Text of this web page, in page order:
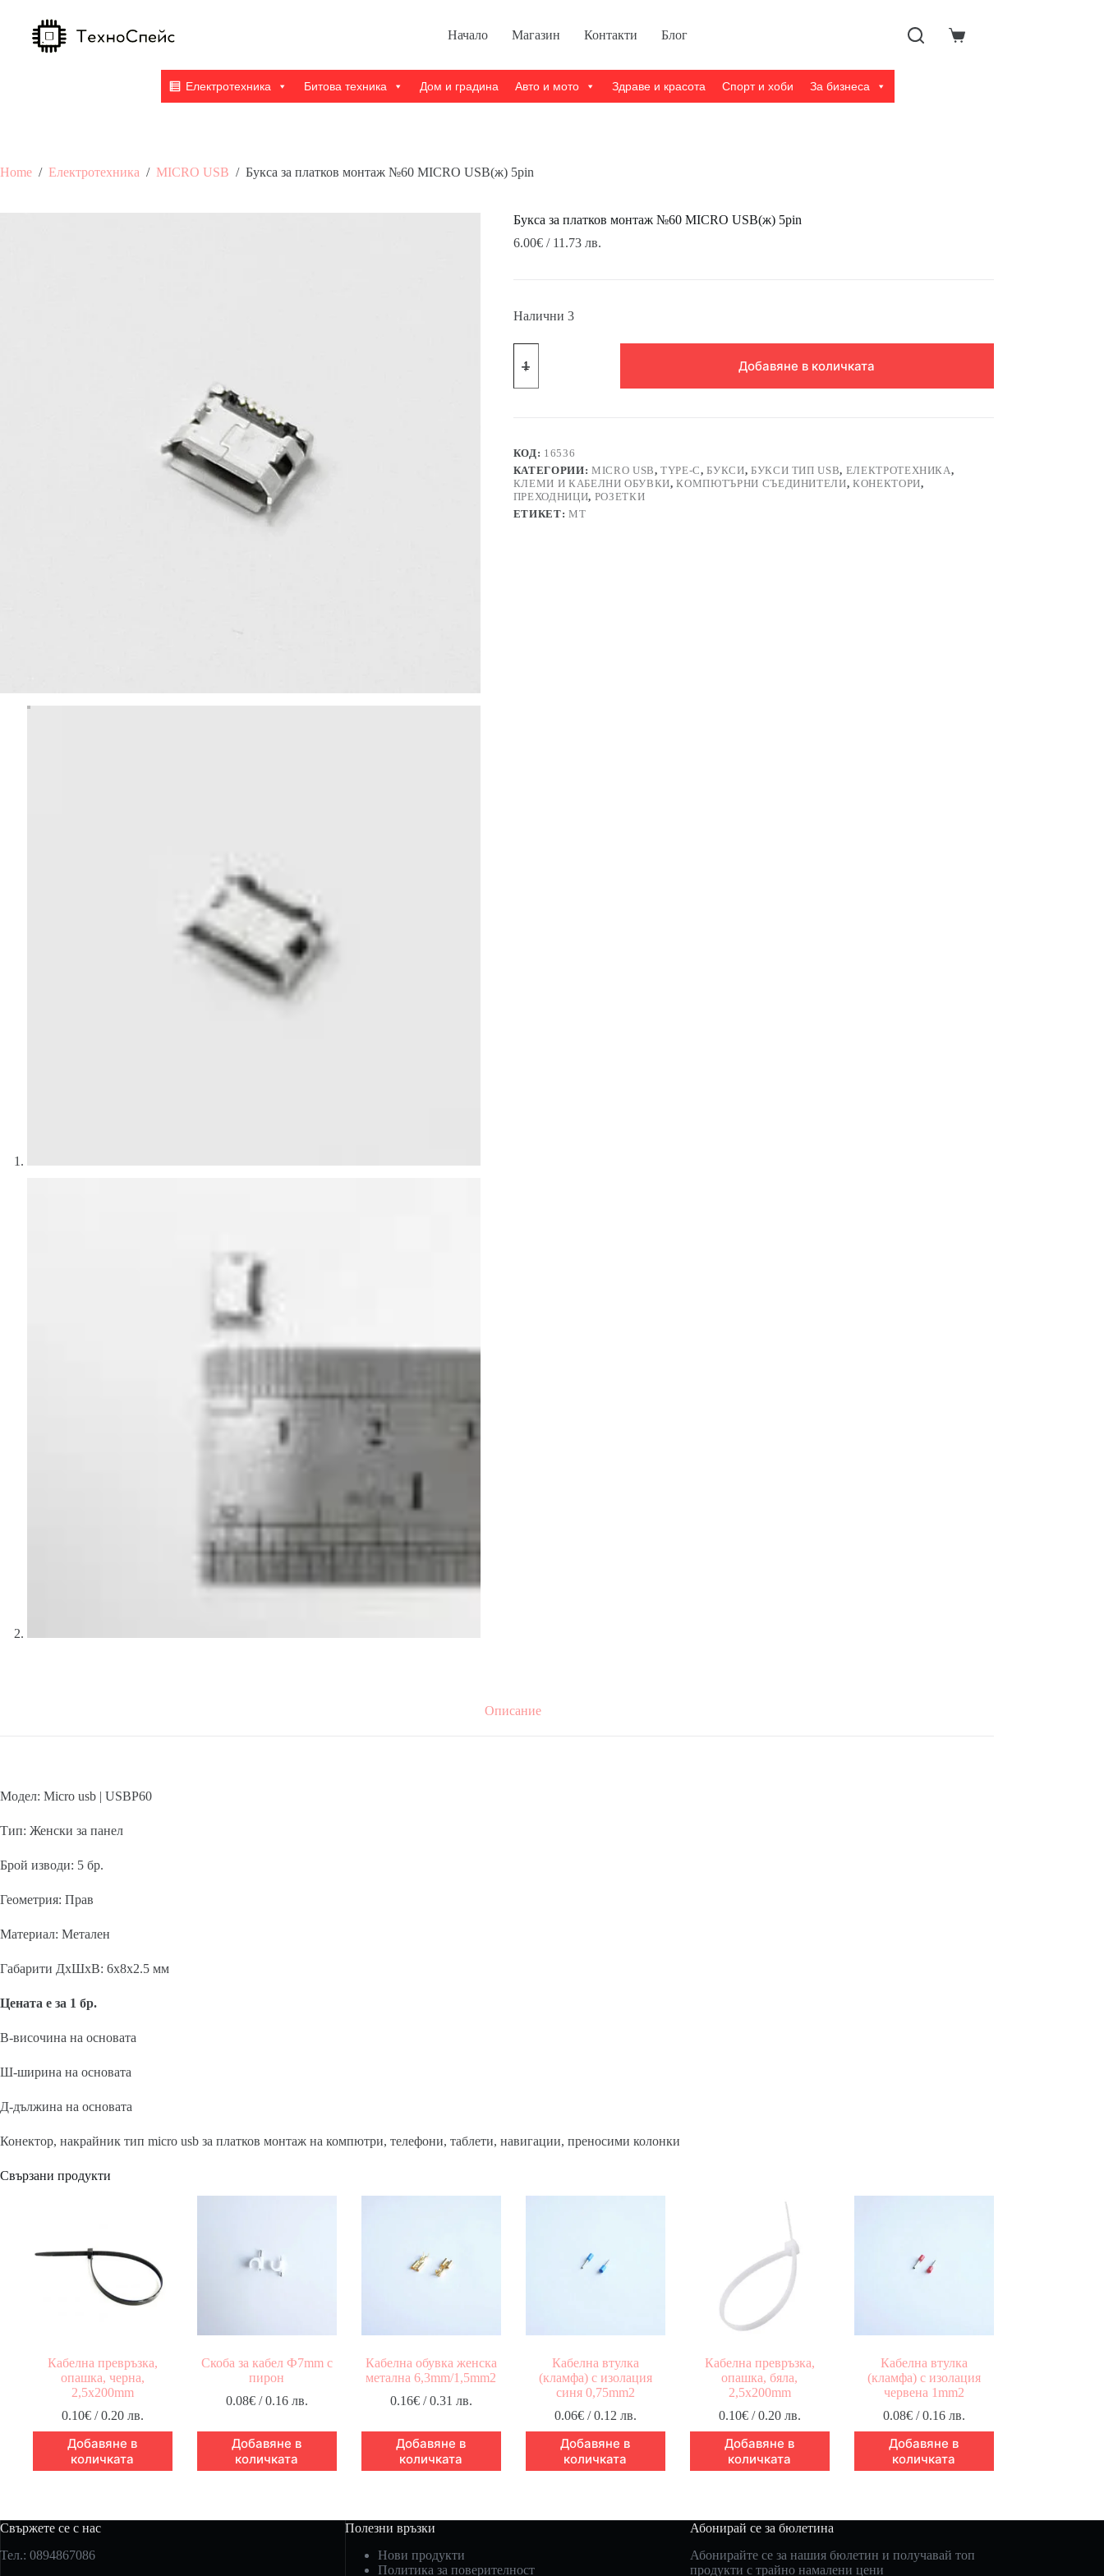
content
Начало Магазин Контакти Блог
Shopping
Електротехника Битова техника Дом и градина Авто и мото Здраве и красота Спорт и хоби За бизнеса
Home / Електротехника / MICRO USB / Букса за платков монтаж №60 MICRO USB(ж) 5pin
Букса за платков монтаж №60 MICRO USB(ж) 5pin
6.00€/ 11.73 лв.
Налични 3
за
MICRO
USB(ж)
5pin
Добавяне в количката
КОД: 16536
КАТЕГОРИИ: MICRO USB,TYPE-C,БУКСИ, БУКСИ ТИП USB, ЕЛЕКТРОТЕХНИКА,
КЛЕМИ И КАБЕЛНИ ОБУВКИ,КОМПЮТЪРНИ СЪЕДИНИТЕЛИ,КОНЕКТОРИ,
ПРЕХОДНИЦИ, РОЗЕТКИ
ЕТИКЕТ: MT
Описание
Модел: Micro usb | USBP60
Тип: Женски за панел
Брой изводи: 5 бр.
Геометрия: Прав
Материал: Метален
Габарити ДхШхВ: 6x8x2.5 мм
Цената е за 1 бр.
В-височина на основата
Ш-ширина на основата
Д-дължина на основата
Конектор, накрайник тип micro usb за платков монтаж на компютри, телефони, таблети, навигации, преносими колонки
Свързани продукти
Кабелна превръзка,
опашка, черна,
2,5x200mm
0.10€/ 0.20 лв.
Добавяне в
количката
Скоба за кабел Ф7mm с
пирон
0.08€/ 0.16 лв.
Добавяне в
количката
Кабелна обувка женска
метална 6,3mm/1,5mm2
0.16€/ 0.31 лв.
Добавяне в
количката
Кабелна втулка
(кламфа) с изолация
синя 0,75mm2
0.06€/ 0.12 лв.
Добавяне в
количката
Кабелна превръзка,
опашка, бяла,
2,5x200mm
0.10€/ 0.20 лв.
Добавяне в
количката
Кабелна втулка
(кламфа) с изолация
червена 1mm2
0.08€/ 0.16 лв.
Добавяне в
количката
Свържете се с нас
Тел.: 0894867086
Полезни връзки
Нови продукти
Политика за поверителност
Абонирай се за бюлетина
Абонирайте се за нашия бюлетин и получавай топ
продукти с трайно намалени цени